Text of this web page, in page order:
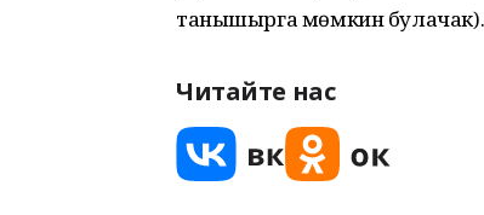
танышырга мөмкин булачак).
Читайте нас